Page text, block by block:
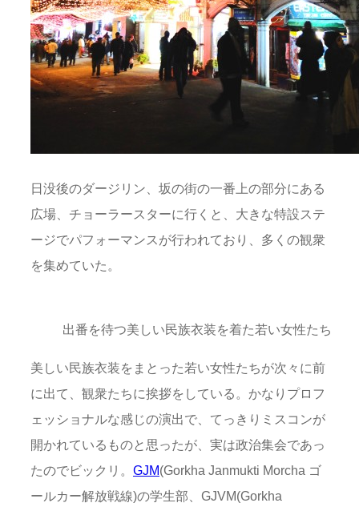
日没後のダージリン、坂の街の一番上の部分にある
広場、チョーラースターに行くと、大きな特設ステ
ージでパフォーマンスが行われており、多くの観衆
を集めていた。
出番を待つ美しい民族衣装を着た若い女性たち
美しい民族衣装をまとった若い女性たちが次々に前
に出て、観衆たちに挨拶をしている。かなりプロフ
ェッショナルな感じの演出で、てっきりミスコンが
開かれているものと思ったが、実は政治集会であっ
たのでビックリ。 GJM(Gorkha Janmukti Morcha ゴ
ールカー解放戦線)の学生部、GJVM(Gorkha